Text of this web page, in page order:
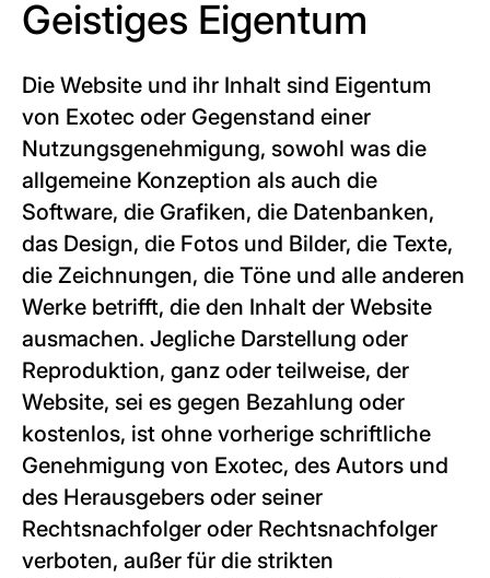
Geistiges Eigentum
Die Website und ihr Inhalt sind Eigentum
von Exotec oder Gegenstand einer
Nutzungsgenehmigung, sowohl was die
allgemeine Konzeption als auch die
Software, die Grafiken, die Datenbanken,
das Design, die Fotos und Bilder, die Texte,
die Zeichnungen, die Töne und alle anderen
Werke betrifft, die den Inhalt der Website
ausmachen. Jegliche Darstellung oder
Reproduktion, ganz oder teilweise, der
Website, sei es gegen Bezahlung oder
kostenlos, ist ohne vorherige schriftliche
Genehmigung von Exotec, des Autors und
des Herausgebers oder seiner
Rechtsnachfolger oder Rechtsnachfolger
verboten, außer für die strikten